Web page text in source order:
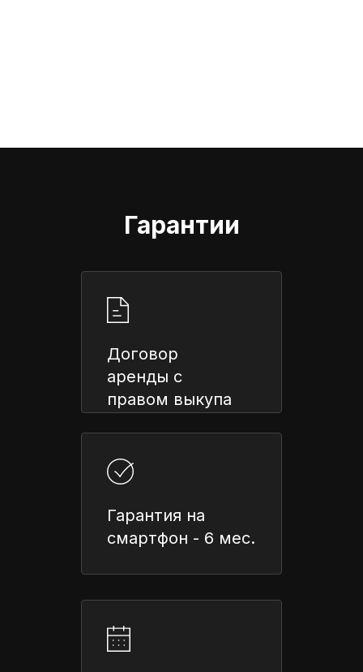
Гарантии
Договор
аренды с
правом выкупа
Гарантия на
смартфон - 6 мес.